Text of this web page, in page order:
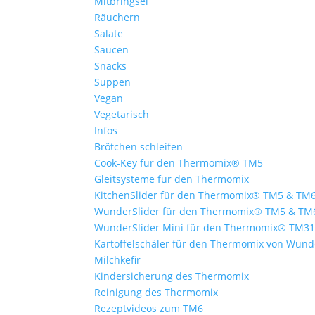
Räuchern
Salate
Saucen
Snacks
Suppen
Vegan
Vegetarisch
Infos
Brötchen schleifen
Cook-Key für den Thermomix® TM5
Gleitsysteme für den Thermomix
KitchenSlider für den Thermomix® TM5 &
WunderSlider für den Thermomix® TM5 &
WunderSlider Mini für den Thermomix® TM31
Kartoffelschäler für den Thermomix von
Milchkefir
Kindersicherung des Thermomix
Reinigung des Thermomix
Rezeptvideos zum TM6